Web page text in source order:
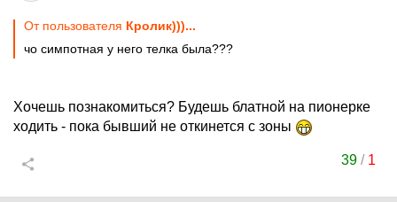
От пользователя Кролик)))...
чо симпотная у него телка была???
Хочешь познакомиться? Будешь блатной на пионерке
ходить - пока бывший не откинется с зоны
39 / 1